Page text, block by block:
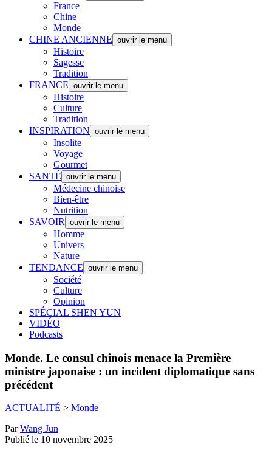
France
Chine
Monde
CHINE ANCIENNE ouvrir le menu
Histoire
Sagesse
Tradition
FRANCE ouvrir le menu
Histoire
Culture
Tradition
INSPIRATION ouvrir le menu
Insolite
Voyage
Gourmet
SANTÉ ouvrir le menu
Médecine chinoise
Bien-être
Nutrition
SAVOIR
ouvrir le menu
Homme
Univers
Nature
TENDANCE ouvrir le menu
Société
Culture
Opinion
SPÉCIAL SHEN YUN
VIDÉO
Podcasts
Monde. Le consul chinois menace la Première
ministre japonaise : un incident diplomatique sans
précédent
ACTUALITÉ > Monde
ParWang Jun
Publié le 10 novembre 2025